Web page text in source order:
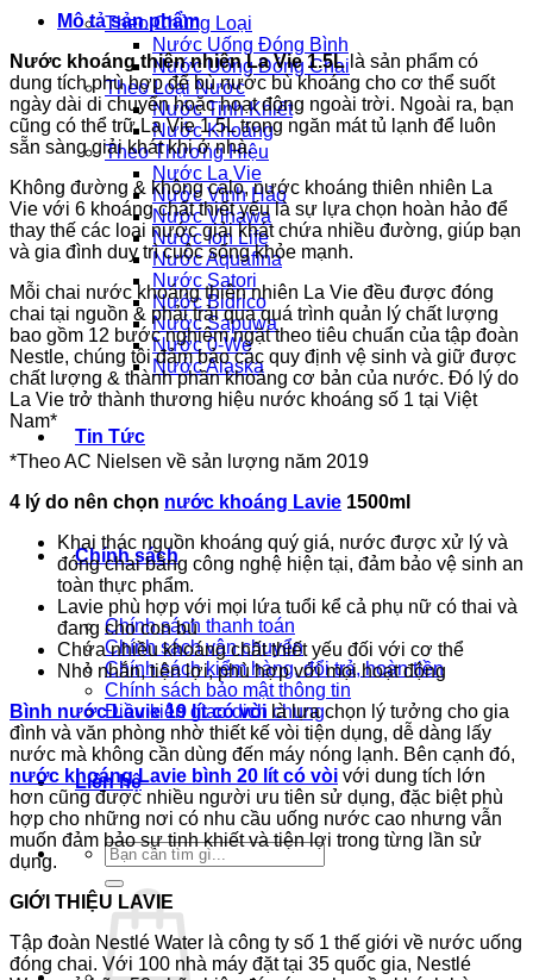
Theo Chủng Loại
Nước Uống Đóng Bình
Nước Uống Đóng Chai
Theo Loại Nước
Nước Tinh Khiết
Nước Khoáng
Theo Thương Hiệu
Nước La Vie
Nước Vĩnh Hảo
Nước Vihawa
Nước Ion Life
Nước Aquafina
Nước Satori
Nước Bidrico
Nước Sapuwa
Nước 0-We
Nước Alaska
Tin Tức
Chính sách
Chính sách thanh toán
Chính sách vận chuyển
Chính sách kiểm hàng, đổi trả, hoàn tiền
Chính sách bảo mật thông tin
Điều kiện giao dịch chung
Liên hệ
Tìm
kiếm:
Chai/Thùng)
lượng
Mô tả sản phẩm
Nước khoáng thiên nhiên La Vie 1.5Llà sản phẩm có
dung tích phù hợp để bù nước bù khoáng cho cơ thể suốt
ngày dài di chuyển hoặc hoạt động ngoài trời. Ngoài ra, bạn
cũng có thể trữ La Vie 1.5L trong ngăn mát tủ lạnh để luôn
sẵn sàng giải khát khi ở nhà.
Không đường & không calo, nước khoáng thiên nhiên La
Vie với 6 khoáng chất thiết yếu là sự lựa chọn hoàn hảo để
thay thế các loại nước giải khát chứa nhiều đường, giúp bạn
và gia đình duy trì cuộc sống khỏe mạnh.
Mỗi chai nước khoáng thiên nhiên La Vie đều được đóng
chai tại nguồn & phải trải qua quá trình quản lý chất lượng
bao gồm 12 bước nghiêm ngặt theo tiêu chuẩn của tập đoàn
Nestle, chúng tôi đảm bảo các quy định vệ sinh và giữ được
chất lượng & thành phần khoáng cơ bản của nước. Đó lý do
La Vie trở thành thương hiệu nước khoáng số 1 tại Việt
Nam*
*Theo AC Nielsen về sản lượng năm 2019
4 lý do nên chọn nước khoáng Lavie 1500ml
Khai thác nguồn khoáng quý giá, nước được xử lý và
đóng chai bằng công nghệ hiện tại, đảm bảo vệ sinh an
toàn thực phẩm.
Lavie phù hợp với mọi lứa tuổi kể cả phụ nữ có thai và
đang cho con bú
Chứa nhiều khoáng chất thiết yếu đối với cơ thể
Nhỏ nhắn, tiện lợi, phù hợp với mọi hoạt động
Bình nước Lavie 19 lít có vòi là lựa chọn lý tưởng cho gia
đình và văn phòng nhờ thiết kế vòi tiện dụng, dễ dàng lấy
nước mà không cần dùng đến máy nóng lạnh. Bên cạnh đó,
nước khoáng Lavie bình 20 lít có vòi với dung tích lớn
hơn cũng được nhiều người ưu tiên sử dụng, đặc biệt phù
hợp cho những nơi có nhu cầu uống nước cao nhưng vẫn
muốn đảm bảo sự tinh khiết và tiện lợi trong từng lần sử
dụng.
GIỚI THIỆU LAVIE
Tập đoàn Nestlé Water là công ty số 1 thế giới về nước uống
đóng chai. Với 100 nhà máy đặt tại 35 quốc gia, Nestlé